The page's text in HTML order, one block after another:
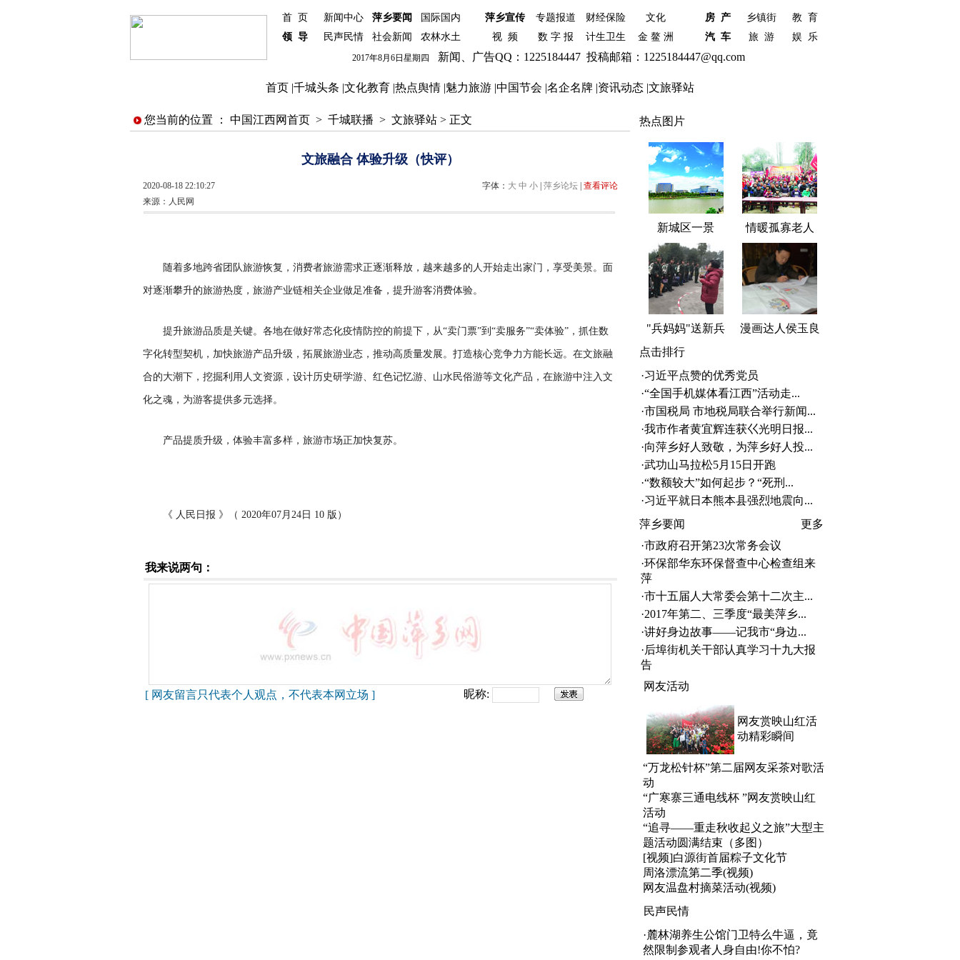
首 页 新闻中心 萍乡要闻 国际国内 萍乡宣传 专题报道 财经保险 文化 房 产 乡镇街
教 育
领 导
民声民情 社会新闻 农林水土 视 频 数 字 报 计生卫生 金 鳌 洲 汽 车 旅 游 娱 乐
2017年8月6日星期四 新闻、广告QQ：1225184447 投稿邮箱：1225184447@qq.com
首页 |千城头条 |文化教育 |热点舆情 |魅力旅游 |中国节会 |名企名牌 |资讯动态 |文旅驿站
您当前的位置 ： 中国江西网首页 > 千城联播 > 文旅驿站 > 正文
文旅融合 体验升级（快评）
2020-08-18 22:10:27 字体： 大 中 小| 萍乡论坛| 查看评论
来源： 人民网
随着多地跨省团队旅游恢复，消费者旅游需求正逐渐释放，越来越多的人开始走出家门，享受美景。面
对逐渐攀升的旅游热度，旅游产业链相关企业做足准备，提升游客消费体验。
提升旅游品质是关键。各地在做好常态化疫情防控的前提下，从“卖门票”到“卖服务”“卖体验”，抓住数
字化转型契机，加快旅游产品升级，拓展旅游业态，推动高质量发展。打造核心竞争力方能长远。在文旅融
合的大潮下，挖掘利用人文资源，设计历史研学游、红色记忆游、山水民俗游等文化产品，在旅游中注入文
化之魂，为游客提供多元选择。
产品提质升级，体验丰富多样，旅游市场正加快复苏。
《 人民日报 》（ 2020年07月24日 10 版）
我来说两句：
[ 网友留言只代表个人观点，不代表本网立场 ] 昵称:
热点图片
新城区一景 情暖孤寡老人
"兵妈妈"送新兵
漫画达人侯玉良
点击排行
·习近平点赞的优秀党员
·“全国手机媒体看江西”活动走...
·市国税局 市地税局联合举行新闻...
·我市作者黄宜辉连获巜光明日报...
·向萍乡好人致敬，为萍乡好人投...
·武功山马拉松5月15日开跑
·“数额较大”如何起步？“死刑...
·习近平就日本熊本县强烈地震向...
萍乡要闻
更多
·市政府召开第23次常务会议
·环保部华东环保督查中心检查组来
萍
·市十五届人大常委会第十二次主...
·2017年第二、三季度“最美萍乡...
·讲好身边故事——记我市“身边...
·后埠街机关干部认真学习十九大报
告
网友活动
网友赏映山红活
动精彩瞬间
“万龙松针杯”第二届网友采茶对歌活
动
“广寒寨三通电线杯 ”网友赏映山红
活动
“追寻——重走秋收起义之旅”大型主
题活动圆满结束（多图）
[视频]白源街首届粽子文化节
周洛漂流第二季(视频)
网友温盘村摘菜活动(视频)
民声民情
·麓林湖养生公馆门卫特么牛逼，竟
然限制参观者人身自由!你不怕?